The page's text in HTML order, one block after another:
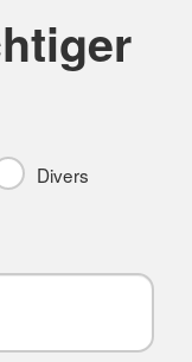
Divers